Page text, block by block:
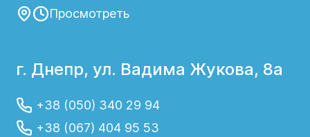
Просмотреть
г. Днепр, ул. Вадима Жукова, 8а
+38 (050) 340 29 94
+38 (067) 404 95 53